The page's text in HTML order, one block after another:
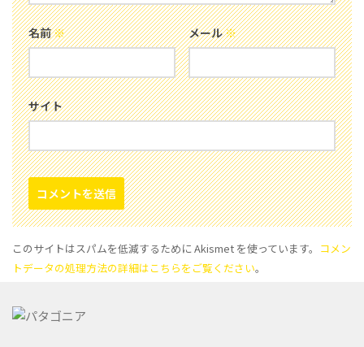
名前※ メール※
サイト
このサイトはスパムを低減するために Akismet を使っています。 コメン
トデータの処理方法の詳細はこちらをご覧ください。